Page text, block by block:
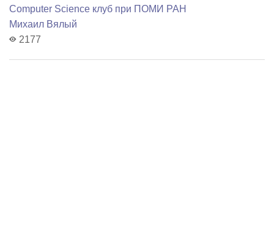
Computer Science клуб при ПОМИ РАН
Михаил Вялый
2177